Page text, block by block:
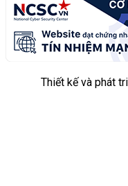
Thiết kế và phát